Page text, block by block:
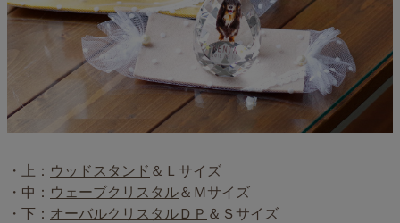
・上： ウッドスタンド ＆Ｌサイズ
・中： ウェーブクリスタル＆Ｍサイズ
・下： オーバルクリスタルＤＰ ＆Ｓサイズ